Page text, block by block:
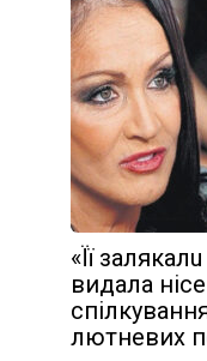
«Її
видала
лютневих